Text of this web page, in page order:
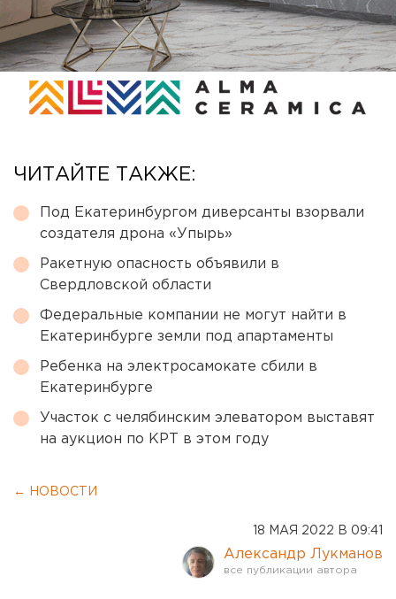
ЧИТАЙТЕ ТАКЖЕ:
Под Екатеринбургом диверсанты взорвали
создателя дрона «Упырь»
Ракетную опасность объявили в
Свердловской области
Федеральные компании не могут найти в
Екатеринбурге земли под апартаменты
Ребенка на электросамокате сбили в
Екатеринбурге
Участок с челябинским элеватором выставят
на аукцион по КРТ в этом году
← НОВОСТИ
18 МАЯ 2022 В 09:41
Александр Лукманов